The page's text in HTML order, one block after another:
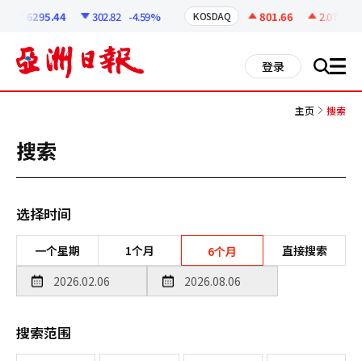
6295.44 302.82 -4.59% KOSDAQ 801.66 2.07
登录 搜 all
主页 搜索
搜索
选择时间
一个星期 1个月 6个月 直接搜索
搜索范围